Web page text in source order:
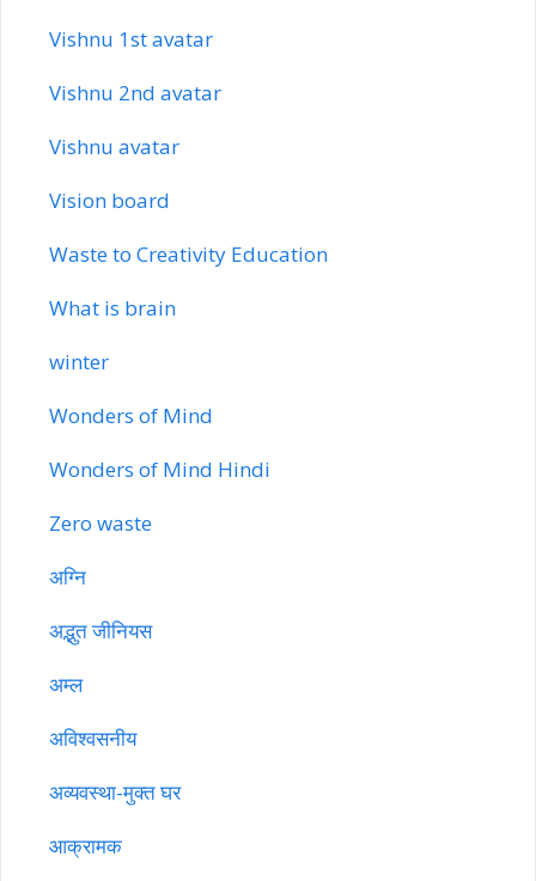
Vishnu 1st avatar
Vishnu 2nd avatar
Vishnu avatar
Vision board
Waste to Creativity Education
What is brain
winter
Wonders of Mind
Wonders of Mind Hindi
Zero waste
अग्नि
अद्भुत जीनियस
अम्ल
अविश्वसनीय
अव्यवस्था-मुक्त घर
आक्रामक